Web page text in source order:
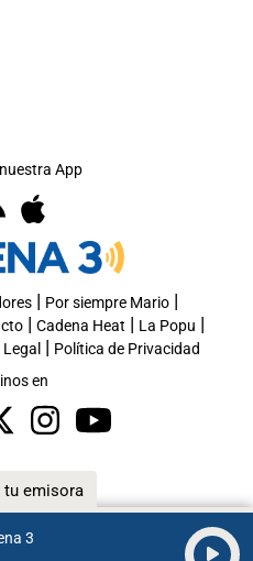
3
tu emisora
App
| Por siempre Mario|
| Cadena Heat | La Popu |
| Política de Privacidad
en